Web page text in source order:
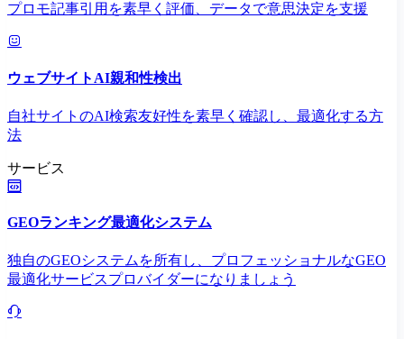
プロモ記事引用を素早く評価、データで意思決定を支援
ウェブサイトAI親和性検出
自社サイトのAI検索友好性を素早く確認し、最適化する方
法
サービス
GEOランキング最適化システム
独自のGEOシステムを所有し、プロフェッショナルなGEO
最適化サービスプロバイダーになりましょう